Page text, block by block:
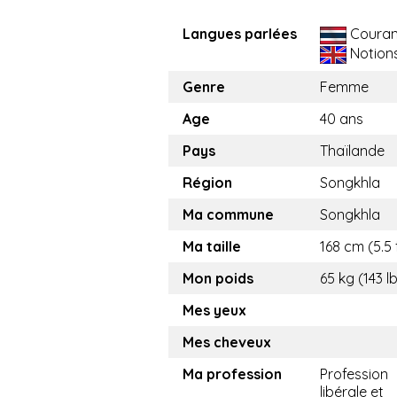
Langues parlées
Genre
Femme
Age
40 ans
Pays
Thaïlande
Région
Songkhla
Ma commune
Songkhla
Ma taille
168 cm (5.5
Mon poids
65 kg (143
Mes yeux
Mes cheveux
Ma profession
Profession
libérale et